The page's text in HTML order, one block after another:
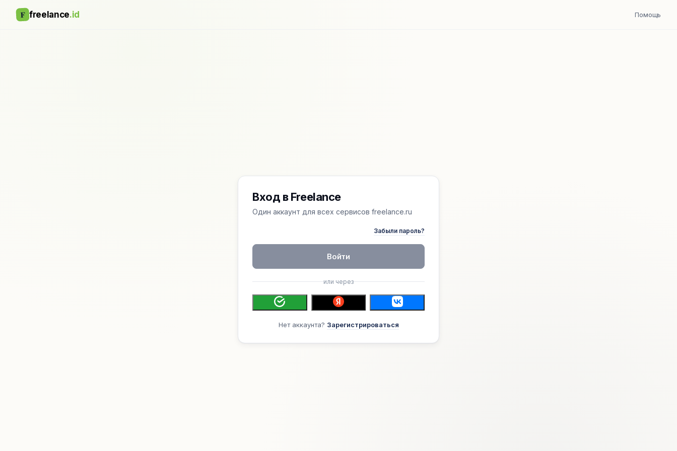
F freelance.id Помощь
Вход в Freelance
Один аккаунт для всех сервисов freelance.ru
Забыли пароль?
Войти
или через
Нет аккаунта? Зарегистрироваться